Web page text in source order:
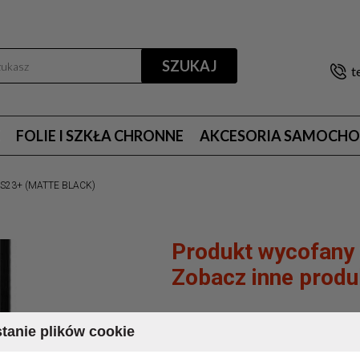
SZUKAJ
FOLIE I SZKŁA CHRONNE AKCESORIA
(MATTE BLACK)
Produkt wycofany
Zobacz inne
SPIGEN RUGGED
plików cookie